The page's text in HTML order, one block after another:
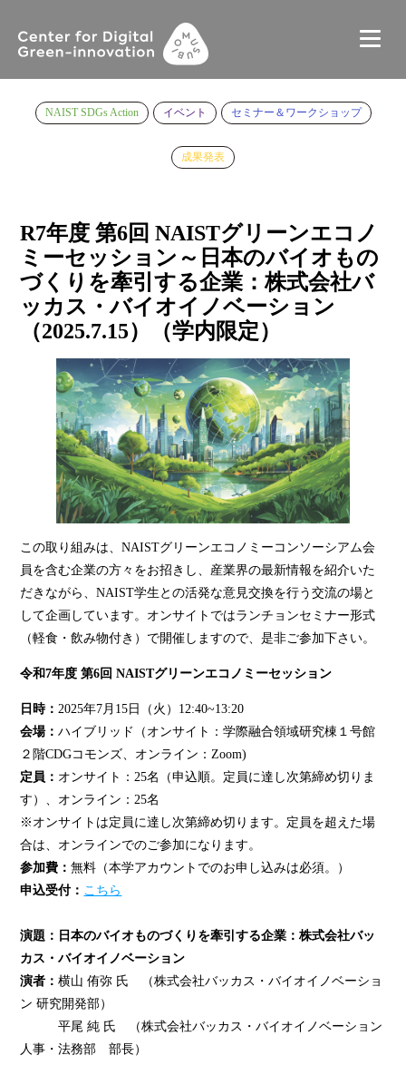
NAIST SDGs Action イベント セミナー＆ワークショップ
成果発表
R7年度 第6回 NAISTグリーンエコノ
ミーセッション～日本のバイオもの
づくりを牽引する企業：株式会社バ
ッカス・バイオイノベーション
（2025.7.15）（学内限定）
この取り組みは、NAISTグリーンエコノミーコンソーシアム会
員を含む企業の方々をお招きし、産業界の最新情報を紹介いた
だきながら、NAIST学生との活発な意見交換を行う交流の場と
して企画しています。オンサイトではランチョンセミナー形式
（軽食・飲み物付き）で開催しますので、是非ご参加下さい。
令和7年度 第6回 NAISTグリーンエコノミーセッション
日時： 2025年7月15日（火）12:40~13:20
会場：ハイブリッド（オンサイト：学際融合領域研究棟１号館
２階CDGコモンズ、オンライン：Zoom)
定員： オンサイト：25名（申込順。定員に達し次第締め切りま
す）、オンライン：25名
※オンサイトは定員に達し次第締め切ります。定員を超えた場
合は、オンラインでのご参加になります。
参加費：無料（本学アカウントでのお申し込みは必須。）
申込受付： こちら
演題：日本のバイオものづくりを牽引する企業：株式会社バッ
カス・バイオイノベーション
演者：横山 侑弥 氏 （株式会社バッカス・バイオイノベーショ
ン 研究開発部）
平尾 純 氏 （株式会社バッカス・バイオイノベーション
人事・法務部 部長）